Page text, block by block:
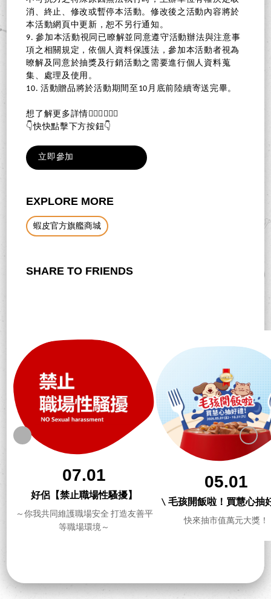
消、終止、修改或暫停本活動。修改後之活動內容將於
本活動網頁中更新，恕不另行通知。
9. 參加本活動視同已瞭解並同意遵守活動辦法與注意事
項之相關規定，依個人資料保護法，參加本活動者視為
暸解及同意於抽獎及行銷活動之需要進行個人資料蒐
集、處理及使用。
10. 活動贈品將於活動期間至10月底前陸續寄送完畢。
想了解更多詳情🙋🏻‍♀️🙋🏻‍♂️
👇快快點擊下方按鈕👇
立即參加
EXPLORE MORE
蝦皮官方旗艦商城
SHARE TO FRIENDS
07.01
好侶【禁止職場性騷擾】
～你我共同維護職場安全 打造友善平
等職場環境～
05.01
\ 毛孩開飯啦！買慧心抽
快來抽市值萬元大獎！